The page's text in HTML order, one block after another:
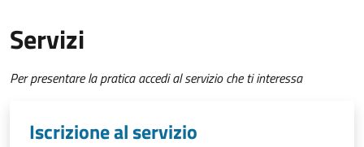
Servizi
Per presentare la pratica accedi al servizio che ti interessa
Iscrizione al servizio